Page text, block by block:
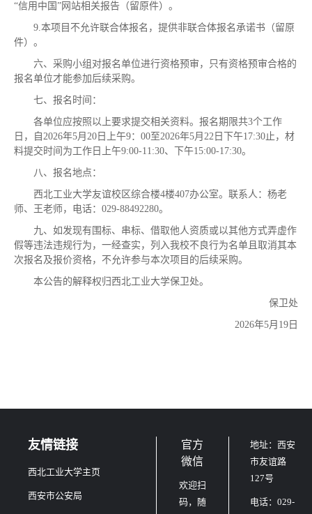
“信用中国”网站相关报告（留原件）。
9.本项目不允许联合体报名，提供非联合体报名承诺书（留原
件）。
六、采购小组对报名单位进行资格预审，只有资格预审合格的
报名单位才能参加后续采购。
七、报名时间：
各单位应按照以上要求提交相关资料。报名期限共3个工作
日，自2026年5月20日上午9：00至2026年5月22日下午17:30止，材
料提交时间为工作日上午9:00-11:30、下午15:00-17:30。
八、报名地点：
西北工业大学友谊校区综合楼4楼407办公室。联系人：杨老
师、王老师，电话：029-88492280。
九、如发现有围标、串标、借取他人资质或以其他方式弄虚作
假等违法违规行为，一经查实，列入我校不良行为名单且取消其本
次报名及报价资格，不允许参与本次项目的后续采购。
本公告的解释权归西北工业大学保卫处。
保卫处
2026年5月19日
友情链接
西北工业大学主页
西安市公安局
官方
微信
欢迎扫
码，随
地址：西安
市友谊路
127号
电话：029-